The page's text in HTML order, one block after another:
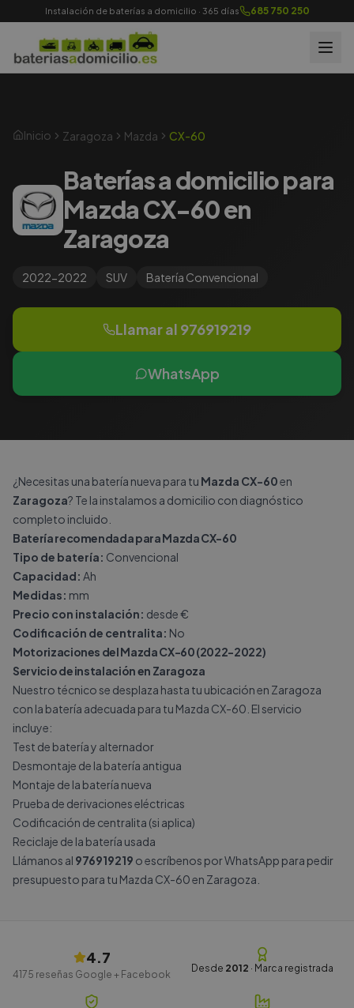
Instalación de baterías a domicilio · 365 días 685 750 250
Inicio Zaragoza Mazda CX-60
Baterías a domicilio para
Mazda CX-60 en
Zaragoza
2022-2022 SUV Batería Convencional
Llamar al 976919219
WhatsApp
¿Necesitas una batería nueva para tu Mazda CX-60en
Zaragoza? Te la instalamos a domicilio con diagnóstico
completo incluido.
Batería recomendada para Mazda CX-60
Tipo de batería: Convencional
Capacidad: Ah
Medidas: mm
Precio con instalación: desde €
Codificación de centralita: No
Motorizaciones del Mazda CX-60 (2022-2022)
Servicio de instalación en Zaragoza
Nuestro técnico se desplaza hasta tu ubicación en Zaragoza
con la batería adecuada para tu Mazda CX-60. El servicio
incluye:
Test de batería y alternador
Desmontaje de la batería antigua
Montaje de la batería nueva
Prueba de derivaciones eléctricas
Codificación de centralita (si aplica)
Reciclaje de la batería usada
Llámanos al 976919219 o escríbenos porWhatsApp para pedir
presupuesto para tu Mazda CX-60 en Zaragoza.
4.7
4175 reseñas Google + Facebook
Desde 2012 · Marca registrada